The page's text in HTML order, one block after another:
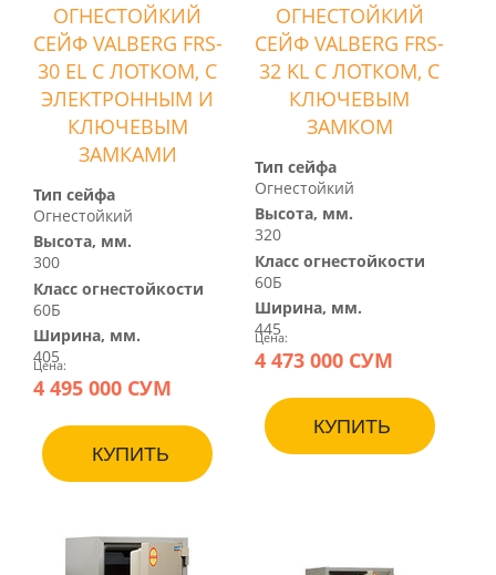
ОГНЕСТОЙКИЙ
СЕЙФ VALBERG FRS-
30 EL С ЛОТКОМ, С
ЭЛЕКТРОННЫМ И
КЛЮЧЕВЫМ
ЗАМКАМИ
Тип сейфа
Огнестойкий
Высота, мм.
300
Класс огнестойкости
60Б
Ширина, мм.
405
Цена:
4 495 000 СУМ
КУПИТЬ
ОГНЕСТОЙКИЙ
СЕЙФ VALBERG FRS-
32 KL С ЛОТКОМ, С
КЛЮЧЕВЫМ
ЗАМКОМ
Тип сейфа
Огнестойкий
Высота, мм.
320
Класс огнестойкости
60Б
Ширина, мм.
445
Цена:
4 473 000 СУМ
КУПИТЬ